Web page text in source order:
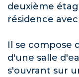
deuxième
résidence
Il se compose
d'une salle
s'ouvrant sur